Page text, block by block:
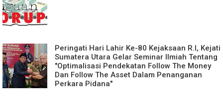
Peringati Hari Lahir Ke-80 Kejaksaan R.I, Kejati
Sumatera Utara Gelar Seminar Ilmiah Tentang
"Optimalisasi Pendekatan Follow The Money
Dan Follow The Asset Dalam Penanganan
Perkara Pidana"